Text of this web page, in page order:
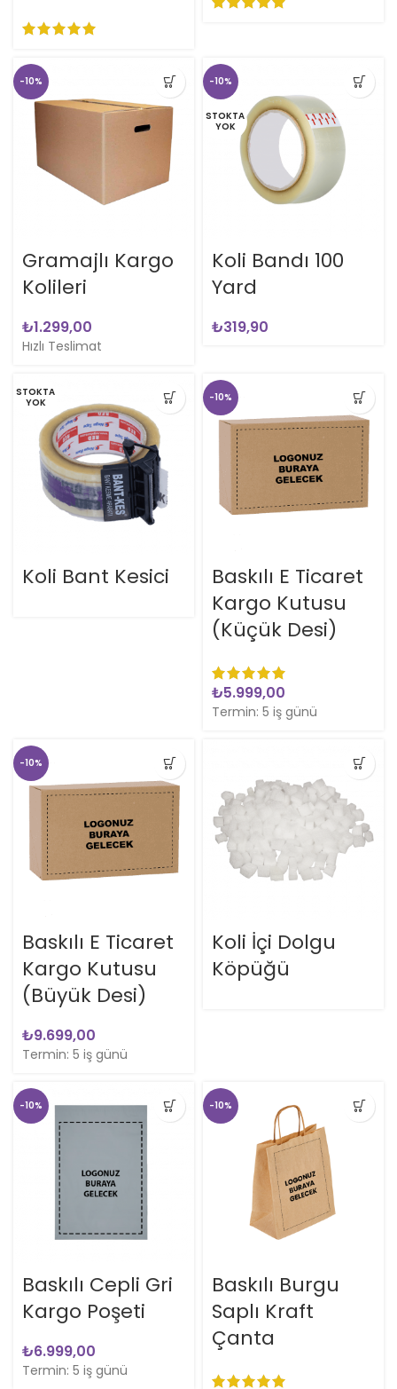
-10%
Gramajlı Kargo
Kolileri
₺
Hızlı Teslimat
-10%
STOKTA
YOK
Koli Bandı 100
Yard
₺
STOKTA
YOK
Koli Bant Kesici
-10%
Baskılı E Ticaret
Kargo Kutusu
(Küçük Desi)
₺
Termin: 5 iş günü
-10%
Baskılı E Ticaret
Kargo Kutusu
(Büyük Desi)
₺
Termin: 5 iş günü
Koli İçi Dolgu
Köpüğü
-10%
Baskılı Cepli Gri
Kargo Poşeti
₺
Termin: 5 iş günü
-10%
Baskılı Burgu
Saplı Kraft
Çanta